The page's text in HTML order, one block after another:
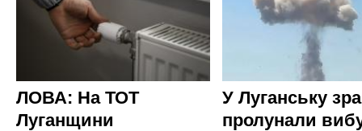
ЛОВА: На ТОТ
Луганщини
У Луганську
пролунали